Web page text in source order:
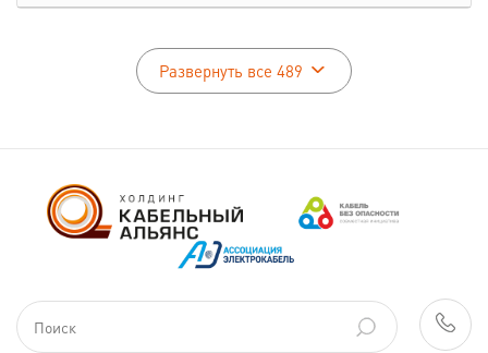
Развернуть все 489